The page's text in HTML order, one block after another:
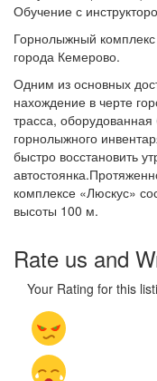
Обучение с
Горнолыжный
города Кемерово.
Одним из основных
нахождение в черте
трасса,
горнолыжного
быстро восстановить
комплексе «Люскус»
высоты 100 м.
Rate us and
Your Rating for this